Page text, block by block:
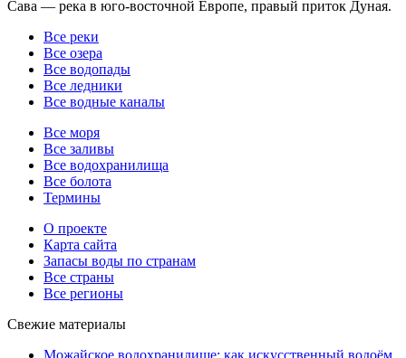
Сава — река в юго-восточной Европе, правый приток Дуная.
Все реки
Все озера
Все водопады
Все ледники
Все водные каналы
Все моря
Все заливы
Все водохранилища
Все болота
Термины
О проекте
Карта сайта
Запасы воды по странам
Все страны
Все регионы
Свежие материалы
Можайское водохранилище: как искусственный водоём